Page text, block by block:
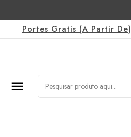
Portes Gratis (a Partir De)
